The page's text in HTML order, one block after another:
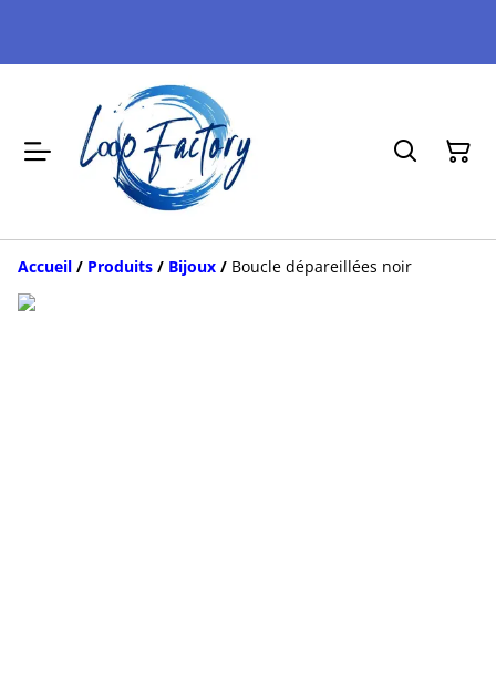
Accueil / Produits / Bijoux / Boucle dépareillées noir